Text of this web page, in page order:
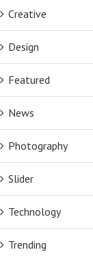
Creative
Design
Featured
News
Photography
Slider
Technology
Trending